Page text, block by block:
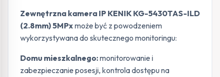
Zewnętrzna kamera IP KENIK KG-5430TAS-ILD
(2.8mm) 5MPxmoże być z powodzeniem
wykorzystywana do skutecznego monitoringu:
Domu mieszkalnego:monitorowanie i
zabezpieczanie posesji, kontrola dostępu na